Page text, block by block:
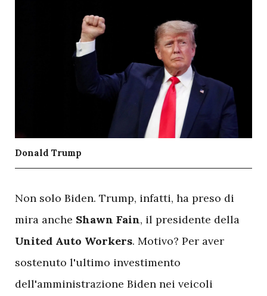
Donald Trump
Non solo Biden. Trump, infatti, ha preso di
mira anche Shawn Fain, il presidente della
United Auto Workers. Motivo? Per aver
sostenuto l'ultimo investimento
dell'amministrazione Biden nei veicoli